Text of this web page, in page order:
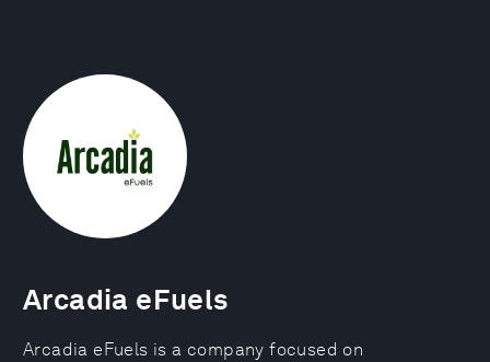
Arcadia eFuels
Arcadia eFuels is a company focused on